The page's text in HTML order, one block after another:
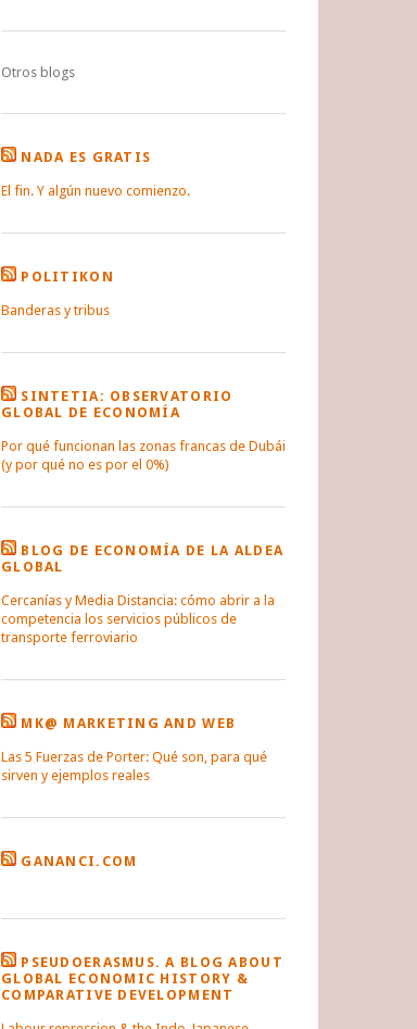
Otros blogs
NADA ES GRATIS
El fin. Y algún nuevo comienzo.
POLITIKON
Banderas y tribus
SINTETIA: OBSERVATORIO
GLOBAL DE ECONOMÍA
Por qué funcionan las zonas francas de Dubái
(y por qué no es por el 0%)
BLOG DE ECONOMÍA DE LA ALDEA
GLOBAL
Cercanías y Media Distancia: cómo abrir a la
competencia los servicios públicos de
transporte ferroviario
MK@ MARKETING AND WEB
Las 5 Fuerzas de Porter: Qué son, para qué
sirven y ejemplos reales
GANANCI.COM
PSEUDOERASMUS. A BLOG ABOUT
GLOBAL ECONOMIC HISTORY &
COMPARATIVE DEVELOPMENT